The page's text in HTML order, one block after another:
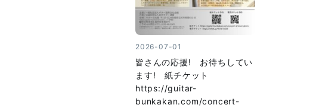
2026-07-01
皆さんの応援! お待ちしてい
ます! 紙チケット
https://guitar-
bunkakan.com/concert-